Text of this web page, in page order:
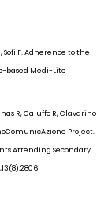
Sofi F. Adherence to the
based Medi-Lite
R, Galuffo R, Clavarino
Project.
Attending Secondary